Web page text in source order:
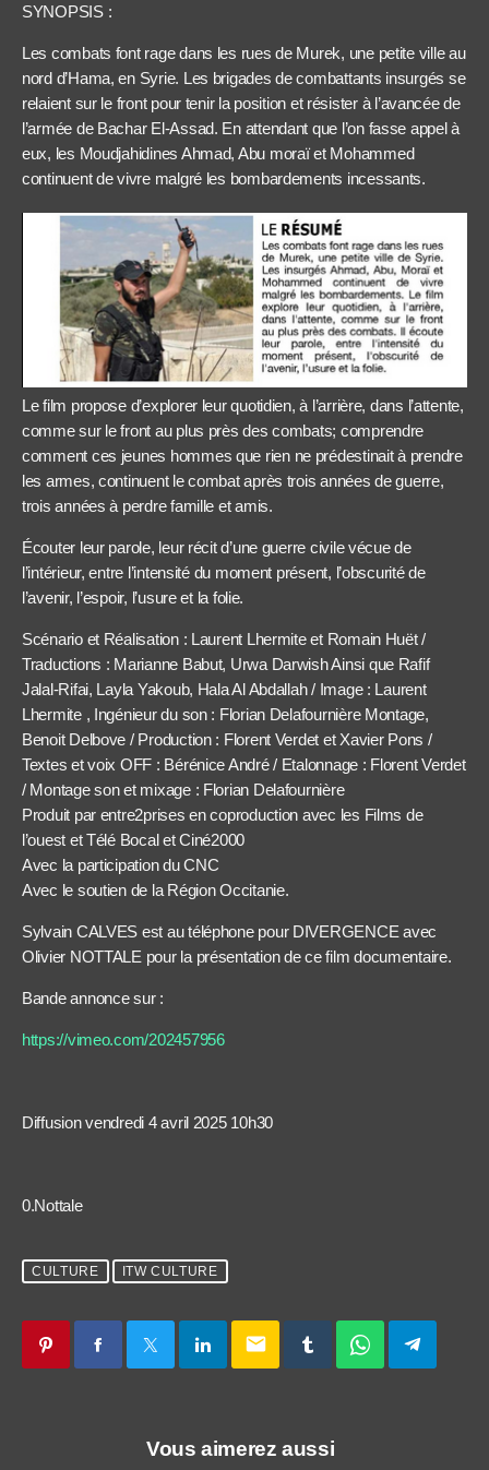
SYNOPSIS :
Les combats font rage dans les rues de Murek, une petite ville au
nord d’Hama, en Syrie. Les brigades de combattants insurgés se
relaient sur le front pour tenir la position et résister à l’avancée de
l’armée de Bachar El-Assad. En attendant que l’on fasse appel à
eux, les Moudjahidines Ahmad, Abu moraï et Mohammed
continuent de vivre malgré les bombardements incessants.
Le film propose d’explorer leur quotidien, à l’arrière, dans l’attente,
comme sur le front au plus près des combats; comprendre
comment ces jeunes hommes que rien ne prédestinait à prendre
les armes, continuent le combat après trois années de guerre,
trois années à perdre famille et amis.
Écouter leur parole, leur récit d’une guerre civile vécue de
l’intérieur, entre l’intensité du moment présent, l’obscurité de
l’avenir, l’espoir, l’usure et la folie.
Scénario et Réalisation : Laurent Lhermite et Romain Huët /
Traductions : Marianne Babut, Urwa Darwish Ainsi que Rafif
Jalal-Rifai, Layla Yakoub, Hala Al Abdallah / Image : Laurent
Lhermite , Ingénieur du son : Florian Delafournière Montage,
Benoit Delbove / Production : Florent Verdet et Xavier Pons /
Textes et voix OFF : Bérénice André / Etalonnage : Florent Verdet
/ Montage son et mixage : Florian Delafournière
Produit par entre2prises en coproduction avec les Films de
l’ouest et Télé Bocal et Ciné2000
Avec la participation du CNC
Avec le soutien de la Région Occitanie.
Sylvain CALVES est au téléphone pour DIVERGENCE avec
Olivier NOTTALE pour la présentation de ce film documentaire.
Bande annonce sur :
https://vimeo.com/202457956
Diffusion vendredi 4 avril 2025 10h30
0.Nottale
CULTURE ITW CULTURE
email
Vous aimerez aussi